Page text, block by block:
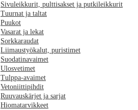
Sivuleikkurit, pulttisakset ja putkileikkurit
Tuurnat ja taltat
Puukot
Vasarat ja lekat
Sorkkaraudat
Liimaustyökalut, puristimet
Suodatinavaimet
Ulosvetimet
Tulppa-avaimet
Vetoniittipihdit
Ruuvauskärjet ja sarjat
Hiomatarvikkeet